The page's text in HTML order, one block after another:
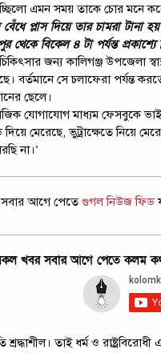
এমন সময় তাকে চোর মনে
বেঁধে প্লাস দিয়ে তার চামরা
বিকেল ৪ টা পর্যন্ত প্রকাশ্যে
জন্য কালিগঞ্জ উপজেলা
বর্তমানে সে চলাফেরা
ছেলে।
যোগাযোগ মাধ্যম ফেসবুকে
মেরেছে, ভুট্রাক্ষেতে নিয়ে
না।’
আগে পেতেগুগল নিউজ ফিড
খবর সবার আগে পেতে কলম
তাই ধর্ম ও